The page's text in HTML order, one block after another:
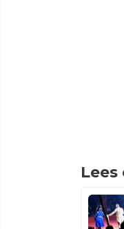
Lees